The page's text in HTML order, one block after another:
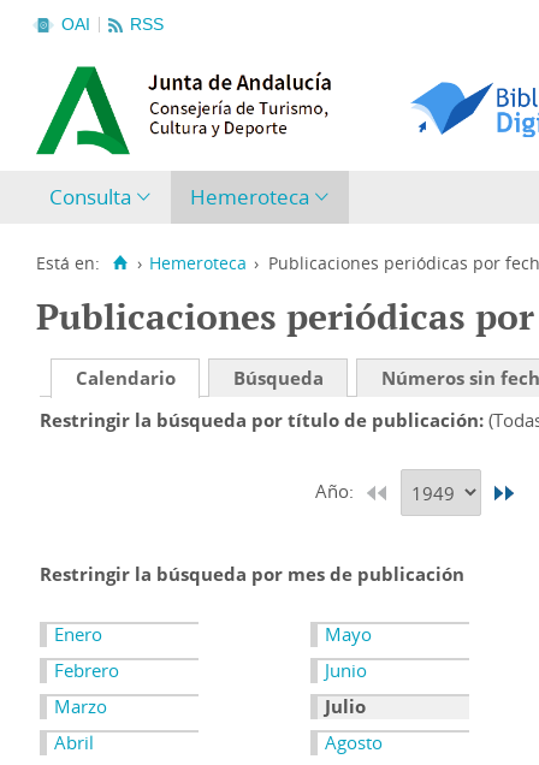
OAI RSS
Consulta Hemeroteca
Está en: › Hemeroteca › Publicaciones periódicas por
Publicaciones periódicas
Calendario Búsqueda
Números sin
Restringir la búsqueda por título de publicación
Año:
Restringir la búsqueda por mes de publicación
Enero
Febrero
Marzo
Abril
Mayo
Junio
Julio
Agosto